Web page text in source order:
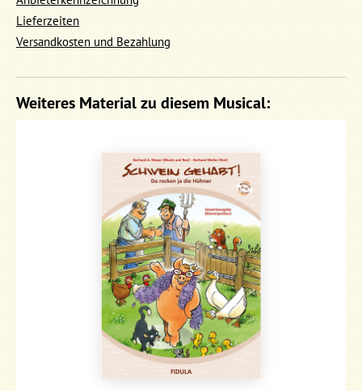
Lieferzeiten
Versandkosten und Bezahlung
Weiteres Material zu diesem Musical: